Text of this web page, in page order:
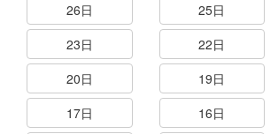
26日
25日
23日
22日
20日
19日
17日
16日